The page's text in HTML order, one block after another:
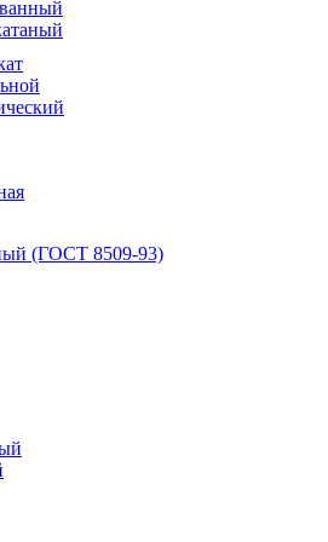
(ГОСТ 8509-93)